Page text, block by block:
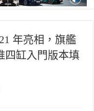
年亮相，旗艦
四缸入門版本填